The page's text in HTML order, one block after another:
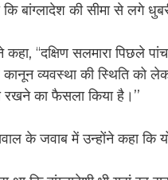
कि बांग्लादेश की सीमा से लगे
‘‘दक्षिण सलमारा पिछले
व्यवस्था की स्थिति को
का फैसला किया है।’’
के जवाब में उन्होंने कहा कि